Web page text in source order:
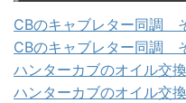
CBのキャブレター同調
CBのキャブレター同調
ハンターカブのオイル交換
ハンターカブのオイル交換